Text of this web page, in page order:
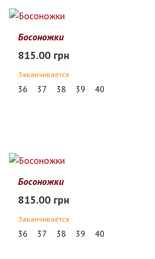
Босоножки
815.00 грн
Заканчивается
36 37 38 39 40
Босоножки
815.00 грн
Заканчивается
36 37 38 39 40